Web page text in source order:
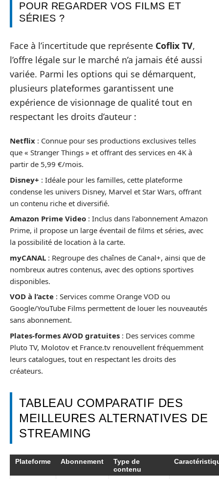
POUR REGARDER VOS FILMS ET
SÉRIES ?
Face à l’incertitude que représente Coflix TV,
l’offre légale sur le marché n’a jamais été aussi
variée. Parmi les options qui se démarquent,
plusieurs plateformes garantissent une
expérience de visionnage de qualité tout en
respectant les droits d’auteur :
Netflix : Connue pour ses productions exclusives telles
que « Stranger Things » et offrant des services en 4K à
partir de 5,99 €/mois.
Disney+ : Idéale pour les familles, cette plateforme
condense les univers Disney, Marvel et Star Wars, offrant
un contenu riche et diversifié.
Amazon Prime Video : Inclus dans l’abonnement Amazon
Prime, il propose un large éventail de films et séries, avec
la possibilité de location à la carte.
myCANAL : Regroupe des chaînes de Canal+, ainsi que de
nombreux autres contenus, avec des options sportives
disponibles.
VOD à l’acte : Services comme Orange VOD ou
Google/YouTube Films permettent de louer les nouveautés
sans abonnement.
Plates-formes AVOD gratuites : Des services comme
Pluto TV, Molotov et France.tv renouvellent fréquemment
leurs catalogues, tout en respectant les droits des
créateurs.
TABLEAU COMPARATIF DES
MEILLEURES ALTERNATIVES DE
STREAMING
Plateforme Abonnement
Type de
contenu